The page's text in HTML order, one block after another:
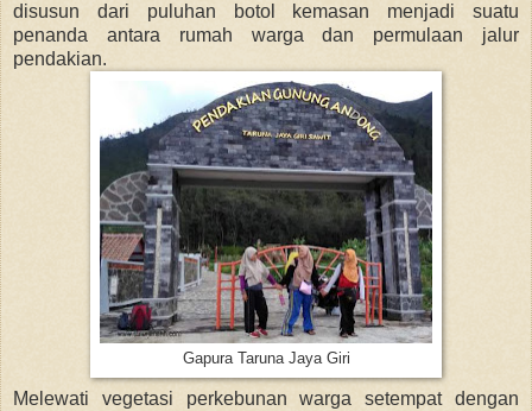
disusun dari puluhan botol kemasan menjadi suatu
penanda antara rumah warga dan permulaan jalur
pendakian.
Gapura Taruna Jaya Giri
Melewati vegetasi perkebunan warga setempat dengan